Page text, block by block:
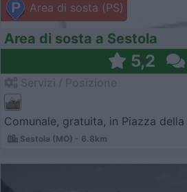
Area di sosta (PS)
Area di sosta a Sestola
5,2
Comunale, gratuita, in Piazza
Sestola (MO) - 6.8km